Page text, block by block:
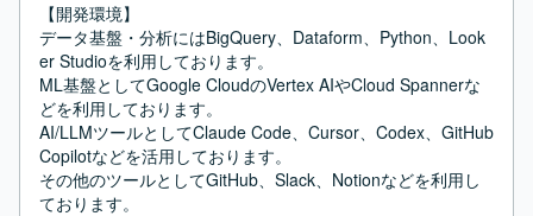
【開発環境】
データ基盤・分析にはBigQuery、Dataform、Python、Look
er Studioを利用しております。
ML基盤としてGoogle CloudのVertex AIやCloud Spannerな
どを利用しております。
AI/LLMツールとしてClaude Code、Cursor、Codex、GitHub
Copilotなどを活用しております。
その他のツールとしてGitHub、Slack、Notionなどを利用し
ております。